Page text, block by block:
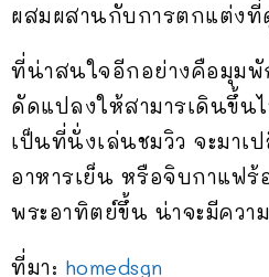
ผสมผสานกับการตกแต่งที่
ที่น่าสนใจอีกอย่างคือมุม
ดัดแปลงให้สามารเดินขึ้น
เป็นที่นั่งเล่นชมวิว จะมาเ
อาหารเย็น หรือจิบกาแฟร้
พระอาทิตย์ขึ้น น่าจะมีควา
ที่มา: homedsgn